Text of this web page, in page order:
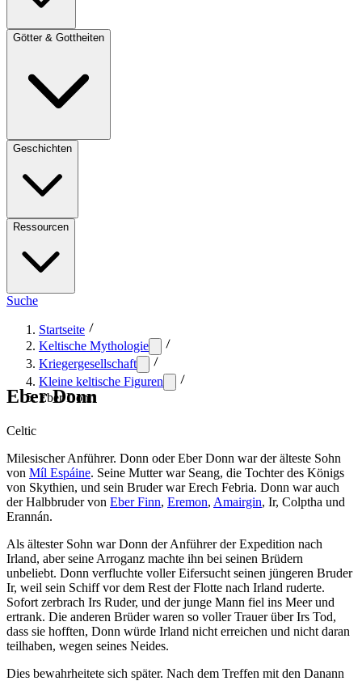
Götter & Gottheiten
Geschichten
Ressourcen
Suche
Startseite
Keltische Mythologie
Kriegergesellschaft
Kleine keltische Figuren
Eber Donn
Eber Donn
Celtic
Milesischer Anführer. Donn oder Eber Donn war der älteste Sohn
von Míl Espáine. Seine Mutter war Seang, die Tochter des Königs
von Skythien, und sein Bruder war Erech Febria. Donn war auch
der Halbbruder von Eber Finn, Eremon, Amairgin, Ir, Colptha und
Erannán.
Als ältester Sohn war Donn der Anführer der Expedition nach
Irland, aber seine Arroganz machte ihn bei seinen Brüdern
unbeliebt. Donn verfluchte voller Eifersucht seinen jüngeren Bruder
Ir, weil sein Schiff vor dem Rest der Flotte nach Irland ruderte.
Sofort zerbrach Irs Ruder, und der junge Mann fiel ins Meer und
ertrank. Die anderen Brüder waren so voller Trauer über Irs Tod,
dass sie hofften, Donn würde Irland nicht erreichen und nicht daran
teilhaben, wegen seines Neides.
Dies bewahrheitete sich später. Nach dem Treffen mit den Danann